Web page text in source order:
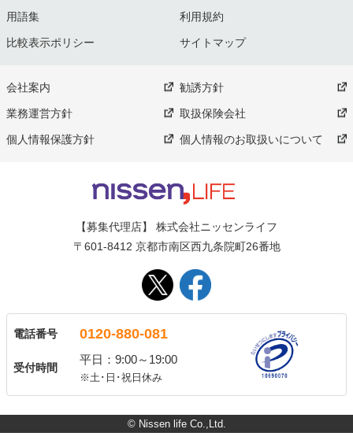
用語集 利用規約
比較表示ポリシー サイトマップ
会社案内 勧誘方針
業務運営方針 取扱保険会社
個人情報保護方針 個人情報のお取扱いについて
【募集代理店】 株式会社ニッセンライフ
〒601-8412 京都市南区西九条院町26番地
電話番号 0120-880-081
受付時間
平日：9:00～19:00
※土･日･祝日休み
© Nissen life Co.,Ltd.